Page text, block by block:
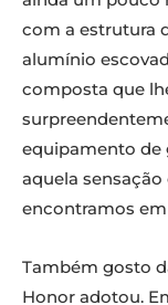
com a estrutura
alumínio
composta que
equipamento de
aquela
encontramos
Também gosto
Honor adotou.